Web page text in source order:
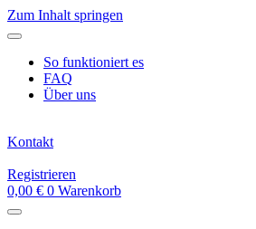
Zum Inhalt springen
So funktioniert es
FAQ
Über uns
Kontakt
Registrieren
0,00 € 0 Warenkorb